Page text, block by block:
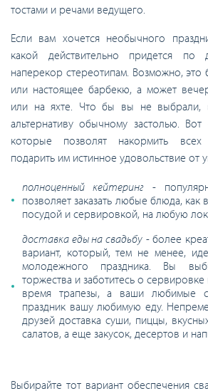
тостами и речами ведущего.
Если вам хочется необычного
какой действительно придется
наперекор стереотипам. Возможно, это
или настоящее барбекю, а может
или на яхте. Что бы вы не выбрали,
альтернативу обычному застолью.
которые позволят накормить
подарить им истинное удовольствие от
полноценный кейтеринг-
позволяет заказать любые блюда, как
посудой и сервировкой, на любую
доставка еды на свадьбу- более
вариант, который, тем не менее,
молодежного праздника. Вы
торжества и заботитесь о
время трапезы, а ваши любимые
праздник вашу любимую еду.
друзей доставка суши, пиццы,
салатов, а еще закусок, десертов и
Выбирайте тот вариант обеспечения